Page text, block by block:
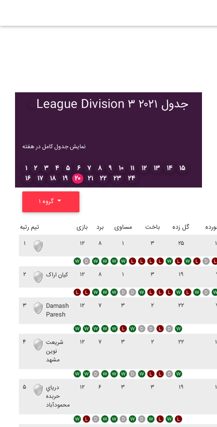
League Division ۳ ۲۰۲۱ جدول
نمایش جدول کامل در هفته
۱ ۲ ۳ ۴ ۵ ۶ ۷ ۸ ۹ ۱۰ ۱۱ ۱۲ ۱۳ ۱۴
۱۵
۱۶
۱۷ ۱۸ ۱۹ ۲۰ ۲۱ ۲۲ ۲۳ ۲۴
رتبه تیم بازی برد مساوی باخت گل زده
۱ ۱۲ ۸ ۱ ۳ ۲۵
۲ کيان اراک ۱۲ ۸ ۱ ۳ ۱۹
۳
Damash
Paresh
۱۲ ۷ ۳ ۲ ۲۲
۴
شريعت
نوين
مشهد
۱۲ ۷ ۳ ۲ ۲۲
۵
درياي
حربده
محمودآباد
۱۲ ۶ ۳ ۳ ۱۹